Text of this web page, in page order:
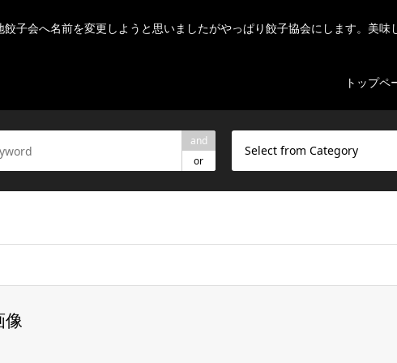
餃子会へ名前を変更しようと思いましたがやっぱり餃子協会にします。美味
トップペ
and
or
Select from Category
像